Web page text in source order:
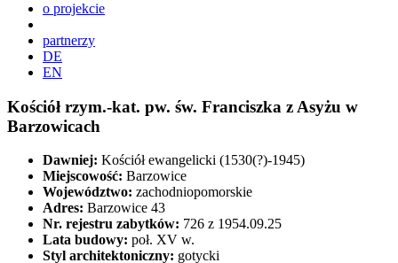
o projekcie
partnerzy
DE
EN
Kościół rzym.-kat. pw. św. Franciszka z Asyżu w
Barzowicach
Dawniej: Kościół ewangelicki (1530(?)-1945)
Miejscowość: Barzowice
Województwo: zachodniopomorskie
Adres: Barzowice 43
Nr. rejestru zabytków: 726 z 1954.09.25
Lata budowy: poł. XV w.
Styl architektoniczny: gotycki